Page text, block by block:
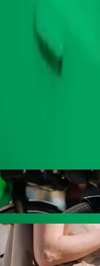
Annex
Rupa's Mall